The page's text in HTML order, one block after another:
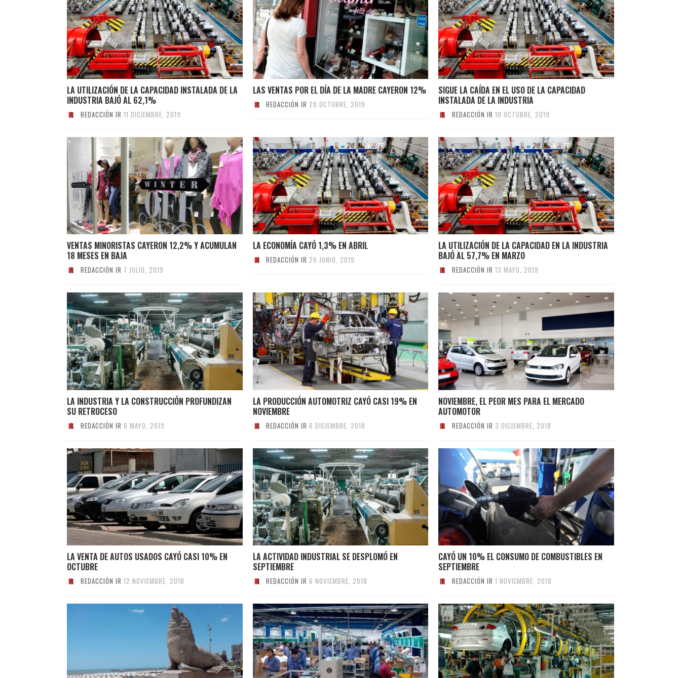
LA UTILIZACIÓN DE LA CAPACIDAD INSTALADA DE LA
INDUSTRIA BAJÓ AL 62,1%
REDACCIÓN IR 11 DICIEMBRE, 2019
LAS VENTAS POR EL DÍA DE LA MADRE CAYERON 12%
REDACCIÓN IR 20 OCTUBRE, 2019
SIGUE LA CAÍDA EN EL USO DE LA CAPACIDAD
INSTALADA DE LA INDUSTRIA
REDACCIÓN IR 10 OCTUBRE, 2019
VENTAS MINORISTAS CAYERON 12,2% Y ACUMULAN
18 MESES EN BAJA
REDACCIÓN IR 7 JULIO, 2019
LA ECONOMÍA CAYÓ 1,3% EN ABRIL
REDACCIÓN IR 26 JUNIO, 2019
LA UTILIZACIÓN DE LA CAPACIDAD EN LA INDUSTRIA
BAJÓ AL 57,7% EN MARZO
REDACCIÓN IR 13 MAYO, 2019
LA INDUSTRIA Y LA CONSTRUCCIÓN PROFUNDIZAN
SU RETROCESO
REDACCIÓN IR 6 MAYO, 2019
LA PRODUCCIÓN AUTOMOTRIZ CAYÓ CASI 19% EN
NOVIEMBRE
REDACCIÓN IR 6 DICIEMBRE, 2018
NOVIEMBRE, EL PEOR MES PARA EL MERCADO
AUTOMOTOR
REDACCIÓN IR 3 DICIEMBRE, 2018
LA VENTA DE AUTOS USADOS CAYÓ CASI 10% EN
OCTUBRE
REDACCIÓN IR 12 NOVIEMBRE, 2018
LA ACTIVIDAD INDUSTRIAL SE DESPLOMÓ EN
SEPTIEMBRE
REDACCIÓN IR 6 NOVIEMBRE, 2018
CAYÓ UN 10% EL CONSUMO DE COMBUSTIBLES EN
SEPTIEMBRE
REDACCIÓN IR 1 NOVIEMBRE, 2018